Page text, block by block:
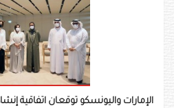
الإمارات واليونسكو توقعان اتفاقية